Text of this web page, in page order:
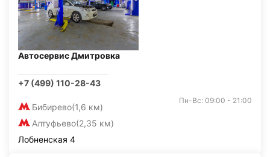
Автосервис Дмитровка
+7 (499) 110-28-43
Бибирево(1,6 км)
Алтуфьево(2,35 км)
Пн-Вс: 09:00 - 21:00
Лобненская 4